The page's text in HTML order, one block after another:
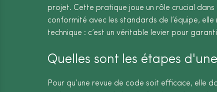
projet. Cette pratique joue un rôle crucial dans
conformité avec les standards de l’équipe,
technique : c’est un véritable levier pour
Quelles sont les étapes
Pour qu’une revue de code soit efficace, elle